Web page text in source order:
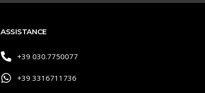
ASSISTANCE
+39 030.7750077
+39 3316711736